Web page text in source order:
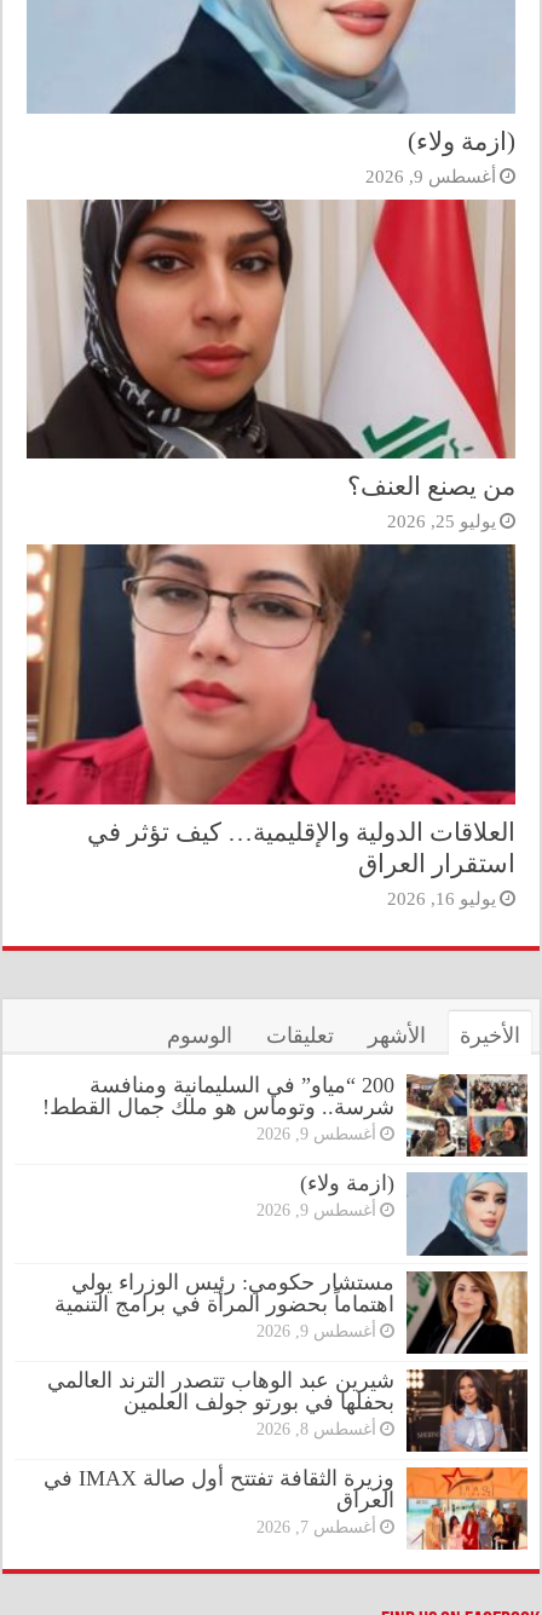
(ازمة ولاء)
أغسطس 9, 2026
من يصنع العنف؟
يوليو 25, 2026
العلاقات الدولية والإقليمية… كيف تؤثر في
استقرار العراق
يوليو 16, 2026
الأخيرة الأشهر تعليقات الوسوم
200 “مياو” في السليمانية ومنافسة
شرسة.. وتوماس هو ملك جمال القطط!
أغسطس 9, 2026
(ازمة ولاء)
أغسطس 9, 2026
مستشار حكومي: رئيس الوزراء يولي
اهتماماً بحضور المرأة في برامج التنمية
أغسطس 9, 2026
شيرين عبد الوهاب تتصدر الترند العالمي
بحفلها في بورتو جولف العلمين
أغسطس 8, 2026
وزيرة الثقافة تفتتح أول صالة IMAX في
العراق
أغسطس 7, 2026